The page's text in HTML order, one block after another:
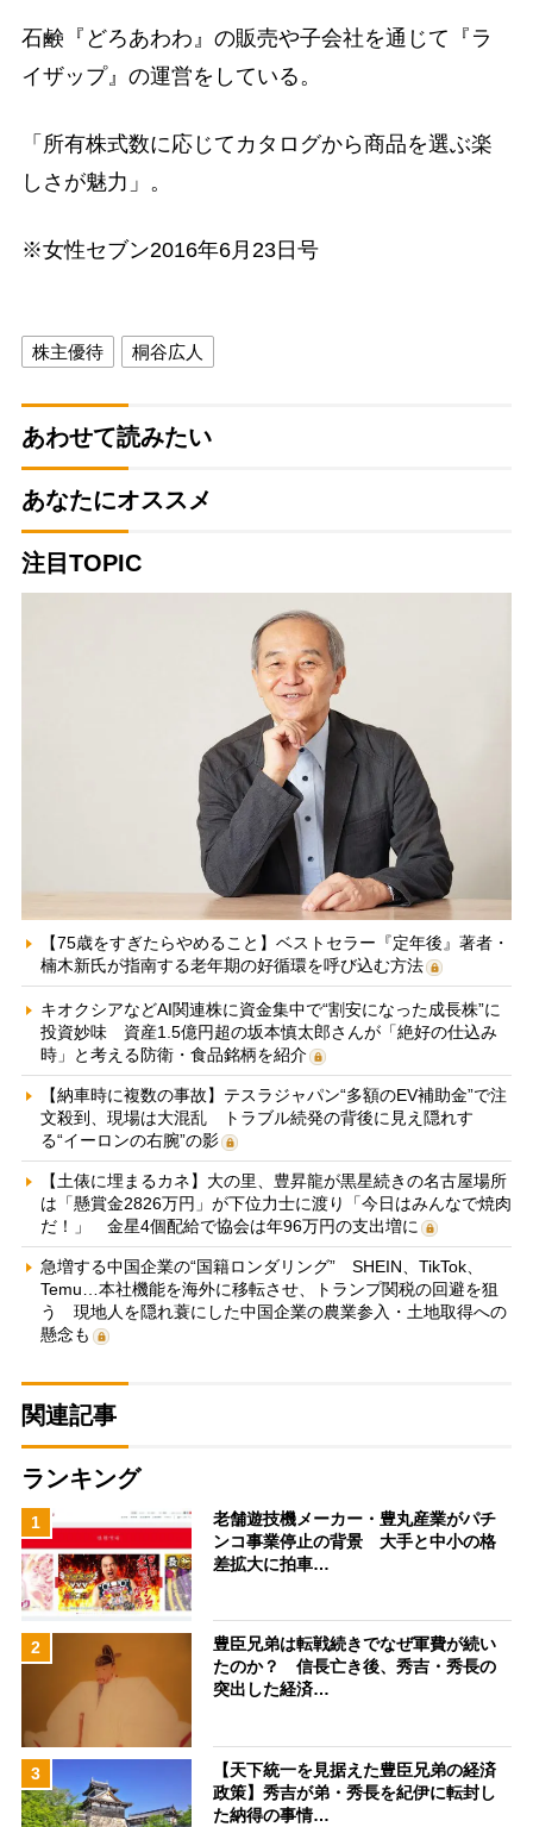
石鹸『どろあわわ』の販売や子会社を通じて『ラ
イザップ』の運営をしている。
「所有株式数に応じてカタログから商品を選ぶ楽
しさが魅力」。
※女性セブン2016年6月23日号
株主優待 桐谷広人
あわせて読みたい
あなたにオススメ
注目TOPIC
【75歳をすぎたらやめること】ベストセラー『定年後』著者・
楠木新氏が指南する老年期の好循環を呼び込む方法
キオクシアなどAI関連株に資金集中で“割安になった成長株”に
投資妙味 資産1.5億円超の坂本慎太郎さんが「絶好の仕込み
時」と考える防衛・食品銘柄を紹介
【納車時に複数の事故】テスラジャパン“多額のEV補助金”で注
文殺到、現場は大混乱 トラブル続発の背後に見え隠れす
る“イーロンの右腕”の影
【土俵に埋まるカネ】大の里、豊昇龍が黒星続きの名古屋場所
は「懸賞金2826万円」が下位力士に渡り「今日はみんなで焼肉
だ！」 金星4個配給で協会は年96万円の支出増に
急増する中国企業の“国籍ロンダリング” SHEIN、TikTok、
Temu…本社機能を海外に移転させ、トランプ関税の回避を狙
う 現地人を隠れ蓑にした中国企業の農業参入・土地取得への
懸念も
関連記事
ランキング
1
老舗遊技機メーカー・豊丸産業がパチ
ンコ事業停止の背景 大手と中小の格
差拡大に拍車…
2
豊臣兄弟は転戦続きでなぜ軍費が続い
たのか？ 信長亡き後、秀吉・秀長の
突出した経済…
3
【天下統一を見据えた豊臣兄弟の経済
政策】秀吉が弟・秀長を紀伊に転封し
た納得の事情…